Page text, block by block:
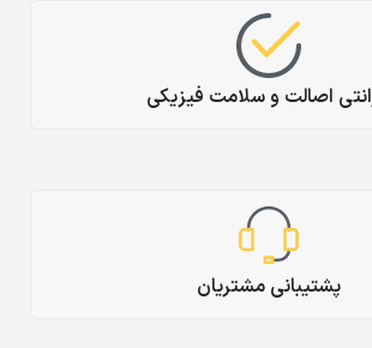
اصالت و سلامت فیزیکی
پشتیبانی مشتریان